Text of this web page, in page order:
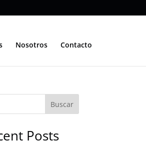
Nosotros Contacto
Buscar
Posts